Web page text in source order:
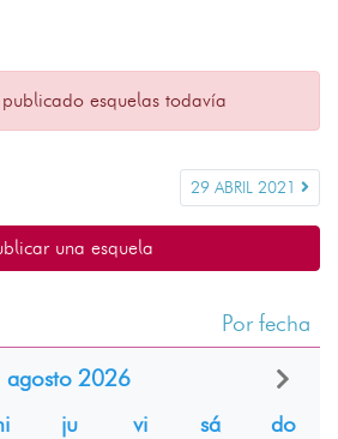
esquelas todavía
29 ABRIL 2021
una esquela
Por fecha
agosto 2026
ju vi sá
do